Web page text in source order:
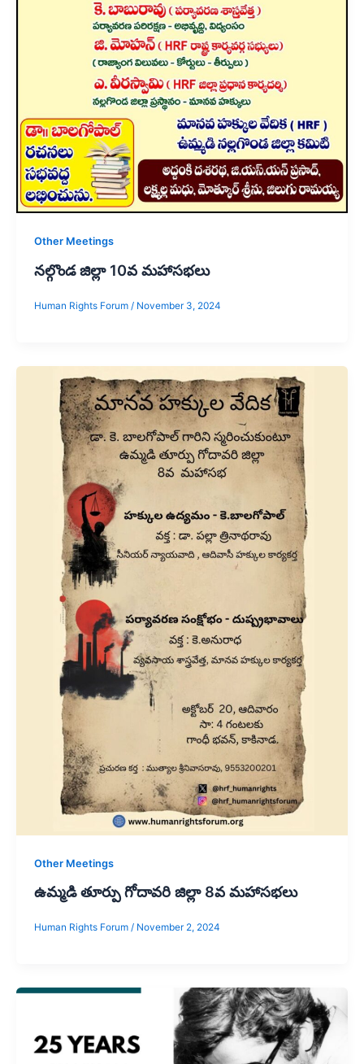
Other Meetings
నల్గొండ జిల్లా 10వ మహాసభలు
Human Rights Forum / November 3, 2024
Other Meetings
ఉమ్మడి తూర్పు గోదావరి జిల్లా 8వ మహాసభలు
Human Rights Forum / November 2, 2024